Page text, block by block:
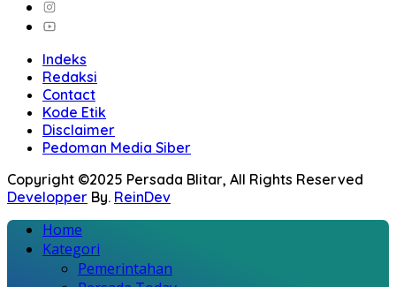
Indeks
Redaksi
Contact
Kode Etik
Disclaimer
Pedoman Media Siber
Copyright ©2025 Persada Blitar, All Rights Reserved
Developper By. ReinDev
Home
Kategori
Pemerintahan